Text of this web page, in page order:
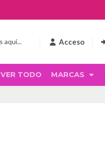
Acceso
VER TODO MARCAS